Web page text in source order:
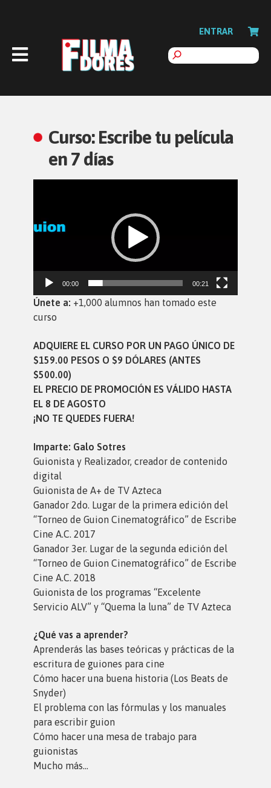
ENTRAR
Curso: Escribe tu película
en 7 días
00:00 00:21
Únete a: +1,000 alumnos han tomado este
curso
ADQUIERE EL CURSO POR UN PAGO ÚNICO DE
$159.00 PESOS O $9 DÓLARES (ANTES
$500.00)
EL PRECIO DE PROMOCIÓN ES VÁLIDO HASTA
EL 8 DE AGOSTO
¡NO TE QUEDES FUERA!
Imparte: Galo Sotres
Guionista y Realizador, creador de contenido
digital
Guionista de A+ de TV Azteca
Ganador 2do. Lugar de la primera edición del
“Torneo de Guion Cinematográfico” de Escribe
Cine A.C. 2017
Ganador 3er. Lugar de la segunda edición del
“Torneo de Guion Cinematográfico” de Escribe
Cine A.C. 2018
Guionista de los programas “Excelente
Servicio ALV” y “Quema la luna” de TV Azteca
¿Qué vas a aprender?
Aprenderás las bases teóricas y prácticas de la
escritura de guiones para cine
Cómo hacer una buena historia (Los Beats de
Snyder)
El problema con las fórmulas y los manuales
para escribir guion
Cómo hacer una mesa de trabajo para
guionistas
Mucho más…